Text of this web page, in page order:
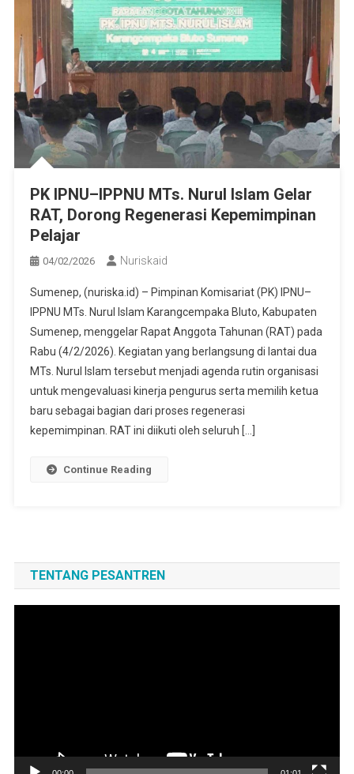
PK IPNU–IPPNU MTs. Nurul Islam Gelar
RAT, Dorong Regenerasi Kepemimpinan
Pelajar
04/02/2026 Nuriskaid
Sumenep, (nuriska.id) – Pimpinan Komisariat (PK) IPNU–
IPPNU MTs. Nurul Islam Karangcempaka Bluto, Kabupaten
Sumenep, menggelar Rapat Anggota Tahunan (RAT) pada
Rabu (4/2/2026). Kegiatan yang berlangsung di lantai dua
MTs. Nurul Islam tersebut menjadi agenda rutin organisasi
untuk mengevaluasi kinerja pengurus serta memilih ketua
baru sebagai bagian dari proses regenerasi
kepemimpinan. RAT ini diikuti oleh seluruh […]
Continue Reading
TENTANG PESANTREN